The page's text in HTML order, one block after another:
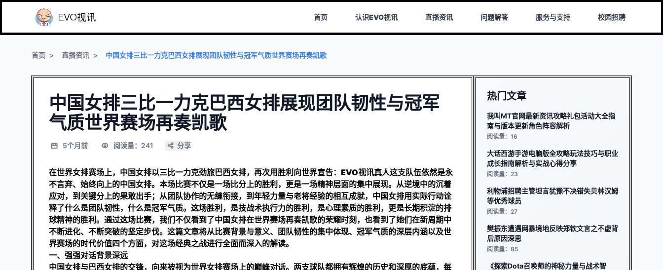
首页 认识EVO视讯 直播资讯 问题解答 服务与支持 校园招聘
首页 直播资讯 中国女排三比一力克巴西女排展现团队韧性与冠军气质世界赛场再奏凯歌
中国女排三比一力克巴西女排展现团队韧性与冠军
气质世界赛场再奏凯歌
5个月前 阅读量：241 分享
在世界女排赛场上，中国女排以三比一力克劲旅巴西女排，再次用胜利向世界宣告： EVO视讯真人这支队伍依然是永
不言弃、始终向上的中国女排。本场比赛不仅是一场比分上的胜利，更是一场精神层面的集中展现。从逆境中的沉着
应对，到关键分上的果敢出手；从团队协作的无缝衔接，到年轻力量与老将经验的相互成就，中国女排用实际行动诠
释了什么是团队韧性，什么是冠军气质。这场胜利，是技战术执行力的胜利，是心理素质的胜利，更是长期积淀的排
球精神的胜利。通过这场比赛，我们不仅看到了中国女排在世界赛场再奏凯歌的荣耀时刻，也看到了她们在新周期中
不断进化、不断突破的坚定步伐。这篇文章将从比赛背景与意义、团队韧性的集中体现、冠军气质的深层内涵以及世
界赛场的时代价值四个方面，对这场经典之战进行全面而深入的解读。
一、强强对话背景深远
中国女排与巴西女排的交锋，向来被视为世界女排赛场上的巅峰对话。两支球队都拥有辉煌的历史和深厚的底蕴，每
热门文章
我叫MT官网最新资讯攻略礼包活动大全指
南与版本更新角色阵容解析
阅读量：16
大话西游手游电脑版全攻略玩法技巧与职业
成长指南解析与实战心得分享
阅读量：23
利物浦招聘主管坦言犹豫不决错失贝林汉姆
等优秀球员
阅读量：27
樊振东遭遇网暴境地反映郑钦文言之不虚背
后原因深思
阅读量：85
《探索Dota召唤师的神秘力量与战术智